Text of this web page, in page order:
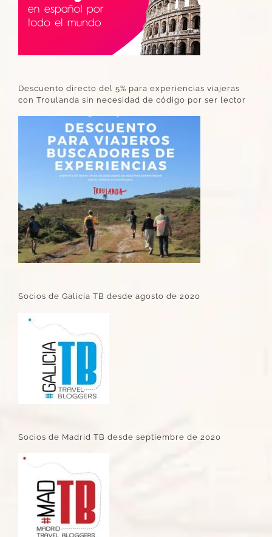
Descuento directo del 5% para experiencias viajeras
con Troulanda sin necesidad de código por ser lector
Socios de Galicia TB desde agosto de 2020
Socios de Madrid TB desde septiembre de 2020